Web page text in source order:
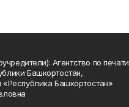
Агентство по печати
Башкортостан,
Башкортостан»